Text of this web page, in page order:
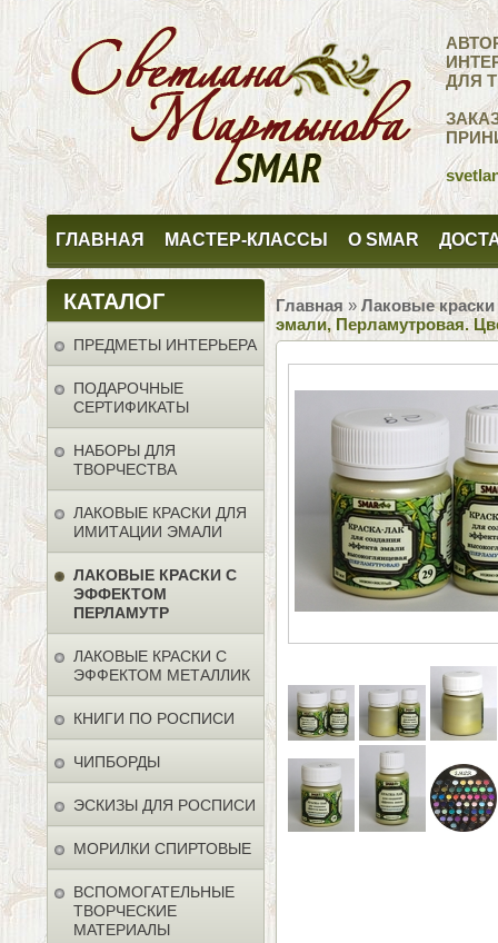
ДЛЯ
ГЛАВНАЯ МАСТЕР-КЛАССЫ О SMAR
КАТАЛОГ
ПРЕДМЕТЫ ИНТЕРЬЕРА
ПОДАРОЧНЫЕ
СЕРТИФИКАТЫ
НАБОРЫ ДЛЯ
ТВОРЧЕСТВА
ЛАКОВЫЕ КРАСКИ ДЛЯ
ИМИТАЦИИ ЭМАЛИ
ЛАКОВЫЕ КРАСКИ С
ЭФФЕКТОМ
ПЕРЛАМУТР
ЛАКОВЫЕ КРАСКИ С
ЭФФЕКТОМ МЕТАЛЛИК
КНИГИ ПО РОСПИСИ
ЧИПБОРДЫ
ЭСКИЗЫ ДЛЯ РОСПИСИ
МОРИЛКИ СПИРТОВЫЕ
ВСПОМОГАТЕЛЬНЫЕ
ТВОРЧЕСКИЕ
МАТЕРИАЛЫ
Главная » Лаковые
эмали, Перламутровая.